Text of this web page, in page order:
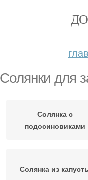
Солянки для
Солянка с
подосиновиками
Солянка из